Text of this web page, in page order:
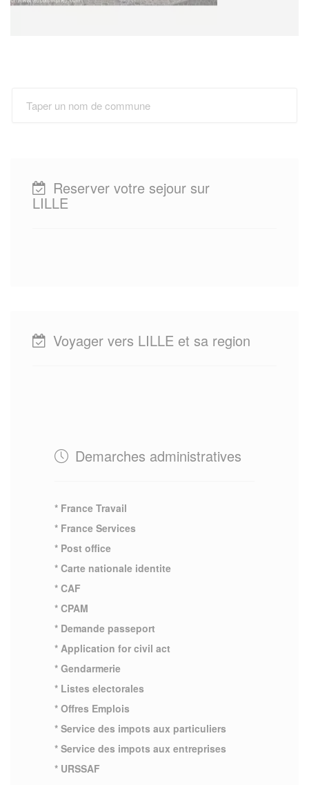
Reserver votre sejour sur
LILLE
Voyager vers LILLE et sa region
Demarches administratives
* France Travail
* France Services
* Post office
* Carte nationale identite
* CAF
* CPAM
* Demande passeport
* Application for civil act
* Gendarmerie
* Listes electorales
* Offres Emplois
* Service des impots aux particuliers
* Service des impots aux entreprises
* URSSAF